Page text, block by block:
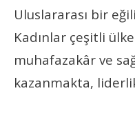
Uluslararası bir
Kadınlar çeşitli
muhafazakâr ve
kazanmakta,